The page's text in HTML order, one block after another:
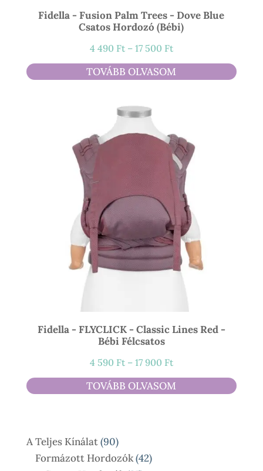
Fidella - Fusion Palm Trees - Dove Blue
Csatos Hordozó (bébi)
4 490 Ft – 17 500 FtÁrtartomány:
4
490 Ft
TOVÁBB OLVASOM
Fidella - FLYCLICK - Classic Lines Red -
Bébi Félcsatos
4 590 Ft – 17 900 FtÁrtartomány:
4
590 Ft
TOVÁBB OLVASOM
A Teljes Kínálat 9090
Termék
Formázott Hordozók 4242